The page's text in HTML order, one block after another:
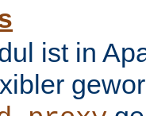
ist in